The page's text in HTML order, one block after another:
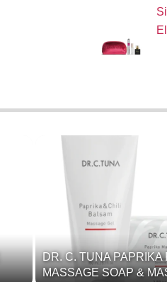
DR. C. TUNA PAPRIKA
MASSAGE SOAP &